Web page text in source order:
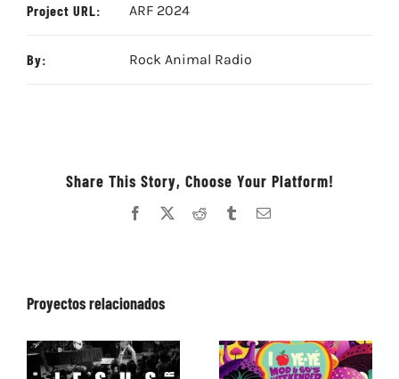
Project URL: ARF 2024
By: Rock Animal Radio
Share This Story, Choose Your Platform!
Facebook Reddit TumblrCorreo
Proyectos relacionados